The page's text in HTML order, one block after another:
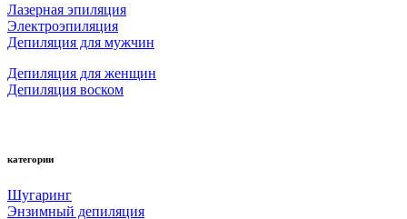
Лазерная эпиляция
Электроэпиляция
Депиляция для мужчин
Депиляция для женщин
Депиляция воском
категории
Шугаринг
Энзимный депиляция